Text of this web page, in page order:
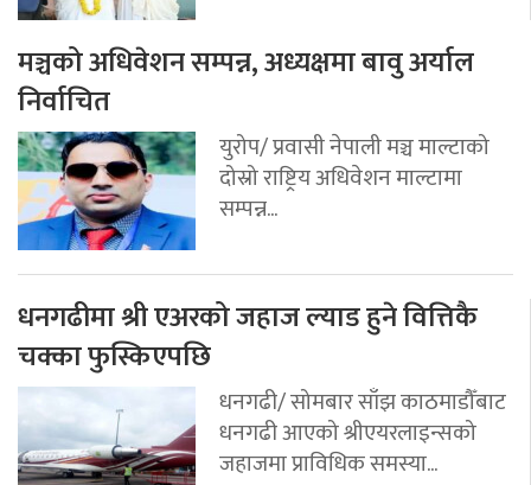
मञ्चको अधिवेशन सम्पन्न, अध्यक्षमा बावु अर्याल
निर्वाचित
युरोप/ प्रवासी नेपाली मञ्च माल्टाको
दोस्रो राष्ट्रिय अधिवेशन माल्टामा
सम्पन्न...
धनगढीमा श्री एअरको जहाज ल्याड हुने वित्तिकै
चक्का फुस्किएपछि
धनगढी/ सोमबार साँझ काठमाडौँबाट
धनगढी आएको श्रीएयरलाइन्सको
जहाजमा प्राविधिक समस्या...